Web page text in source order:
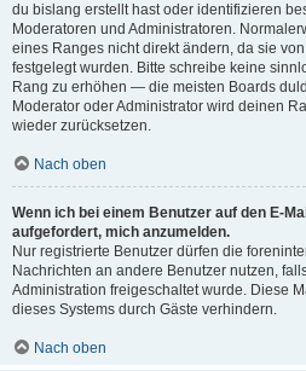
du bislang erstellt hast oder identifizieren
Moderatoren und Administratoren.
eines Ranges nicht direkt ändern, da sie
festgelegt wurden. Bitte schreibe keine
Rang zu erhöhen — die meisten Boards
Moderator oder Administrator wird deinen
wieder zurücksetzen.
Nach oben
Wenn ich bei einem Benutzer auf den E-
aufgefordert, mich anzumelden.
Nur registrierte Benutzer dürfen die
Nachrichten an andere Benutzer nutzen,
Administration freigeschaltet wurde. Diese
dieses Systems durch Gäste verhindern.
Nach oben